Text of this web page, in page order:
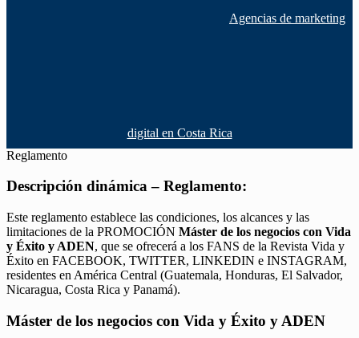
Agencias de marketing
digital en Costa Rica
Reglamento
Descripción dinámica – Reglamento:
Este reglamento establece las condiciones, los alcances y las
limitaciones de la PROMOCIÓN Máster de los negocios con Vida
y Éxito y ADEN, que se ofrecerá a los FANS de la Revista Vida y
Éxito en FACEBOOK, TWITTER, LINKEDIN e INSTAGRAM,
residentes en América Central (Guatemala, Honduras, El Salvador,
Nicaragua, Costa Rica y Panamá).
Máster de los negocios con Vida y Éxito y ADEN